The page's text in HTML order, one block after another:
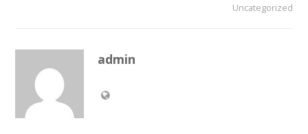
Uncategorized
admin